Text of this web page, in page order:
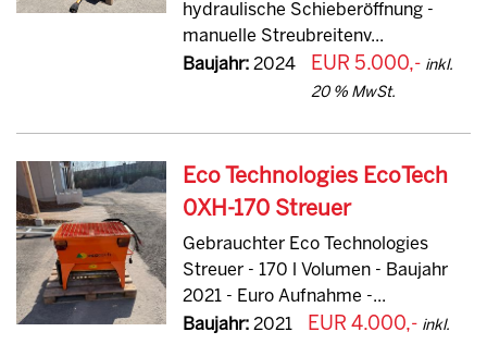
hydraulische Schieberöffnung -
manuelle Streubreitenv...
Baujahr:2024 EUR 5.000,- inkl.
20 % MwSt.
Eco Technologies EcoTech
0XH-170 Streuer
Gebrauchter Eco Technologies
Streuer - 170 l Volumen - Baujahr
2021 - Euro Aufnahme -...
Baujahr:2021 EUR 4.000,- inkl.